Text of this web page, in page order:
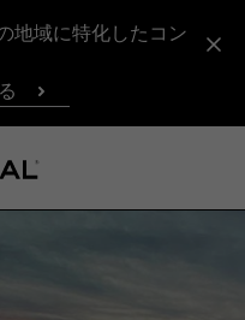
地域に特化したコン